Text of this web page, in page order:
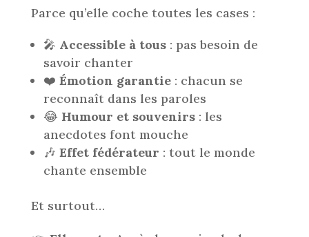
Parce qu’elle coche toutes les cases :
🎤 Accessible à tous: pas besoin de
savoir chanter
❤️ Émotion garantie: chacun se
reconnaît dans les paroles
😂 Humour et souvenirs: les
anecdotes font mouche
🎶 Effet fédérateur : tout le monde
chante ensemble
Et surtout…